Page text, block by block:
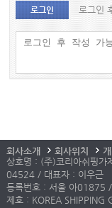
로그인
로그인
회사소개 회사위치
상호명 : (주)코리아쉬핑
04524 / 대표자 : 이우근
등록번호 : 서울 아01875
제호 : KOREA SHIPPING